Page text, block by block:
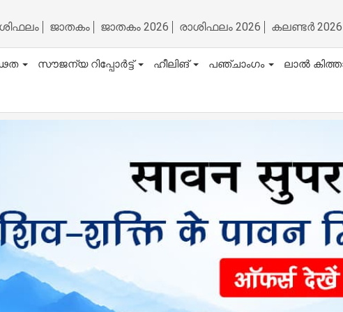
ജാതകം ജാതകം 2026 രാശിഫലം 2026 കലണ്ടർ 2026
സൗജന്യ റിപ്പോർട്ട് ഹീലിങ് പഞ്ചാംഗം ലാൽ